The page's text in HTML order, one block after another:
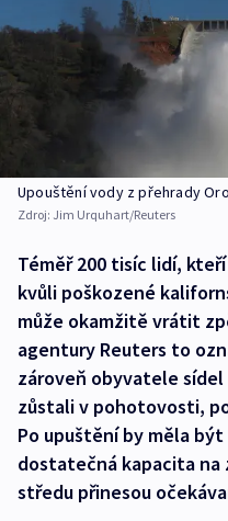
Upouštění vody z přehrady
Zdroj: Jim Urquhart/Reuters
Téměř 200 tisíc lidí,
kvůli poškozené
může okamžitě vrátit
agentury Reuters to
zároveň obyvatele
zůstali v pohotovosti,
Po upuštění by měla
dostatečná kapacita na
středu přinesou